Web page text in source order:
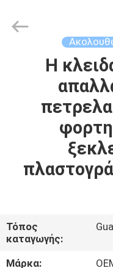
ΠΡΟΪΌΝΤΑ
ΕΜΦΆΝΙΣΗ
ΕΜΕΊΣ
ΓΎΡΟΣ
Η
Τόπος
καταγωγής:
Μάρκα: